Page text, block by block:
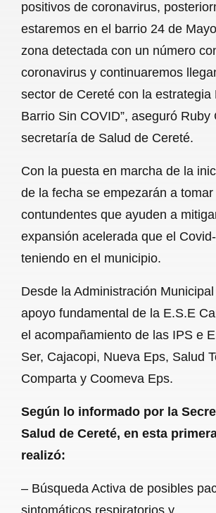
positivos de coronavirus,
estaremos en el barrio 24 de
zona detectada con un número
coronavirus y continuaremos
sector de Cereté con la estrategia
Barrio Sin COVID”, aseguró Ruby
secretaría de Salud de Cereté.
Con la puesta en marcha de la
de la fecha se empezarán a
contundentes que ayuden a
expansión acelerada que el
teniendo en el municipio.
Desde la Administración
apoyo fundamental de la E.S.E
el acompañamiento de las IPS e
Ser, Cajacopi, Nueva Eps, Salud
Comparta y Coomeva Eps.
Según lo informado por la
Salud de Cereté, en esta
realizó:
– Búsqueda Activa de posibles
sintomáticos respiratorios y